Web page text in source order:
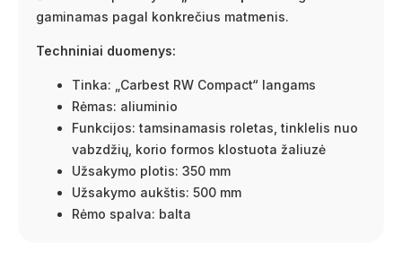
gaminamas pagal konkrečius matmenis.
Techniniai duomenys:
Tinka: „Carbest RW Compact“ langams
Rėmas: aliuminio
Funkcijos: tamsinamasis roletas, tinklelis nuo
vabzdžių, korio formos klostuota žaliuzė
Užsakymo plotis: 350 mm
Užsakymo aukštis: 500 mm
Rėmo spalva: balta